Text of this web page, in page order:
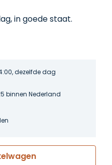
in goede staat.
dezelfde dag
binnen Nederland